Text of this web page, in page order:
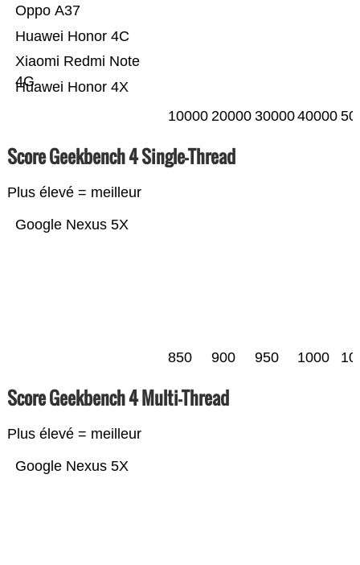
Huawei Honor 4X
Xiaomi Redmi Note
4G
Huawei Honor 4C
Oppo A37
10000 20000 3000040000
Score Geekbench 4 Single-Thread
Plus élevé = meilleur
Google Nexus 5X
850 900 950 1000
Score Geekbench 4 Multi-Thread
Plus élevé = meilleur
Google Nexus 5X